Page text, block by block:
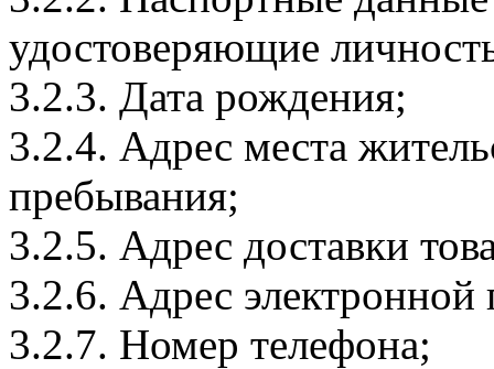
удостоверяющие
3.2.3. Дата рождения;
3.2.4. Адрес места
пребывания;
3.2.5. Адрес доставки
3.2.6. Адрес электронной
3.2.7. Номер телефона;